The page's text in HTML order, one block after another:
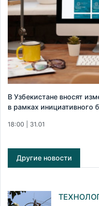
В Узбекистане вносят
в рамках инициативного
18:00 | 31.01
Другие новости